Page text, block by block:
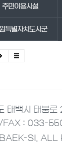
주민이용시설
특별자치도시군
태백시 태붐로
/FAX : 033-
SI. ALL